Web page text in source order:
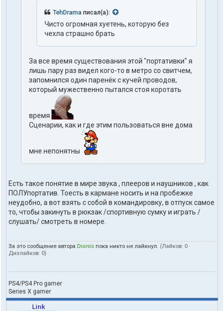
TehDrama писал(а):
Чисто огромная хуетень, которую без
чехла страшно брать
За все время существования этой "портативки" я
лишь пару раз видел кого-то в метро со свитчем,
запомнился один паренёк с кучей проводов,
который мужественно пытался стоя коротать
время
Сценарии, как и где этим пользоваться вне дома
мне непонятны
Есть такое понятие в мире звука , плееров и наушников , как
ПОЛУпортатив. Тоесть в кармане носить и на пробежке
неудобно, а вот взять с собой в командировку, в отпуск самое
то, чтобы закинуть в рюкзак /спортивную сумку и играть /
слушать/ смотреть в номере.
За это сообщение автора Dionis пока никто не лайкнул. (Лайков: 0 ·
Дизлайков: 0)
PS4/PS4 Pro gamer
Series X gamer
Link